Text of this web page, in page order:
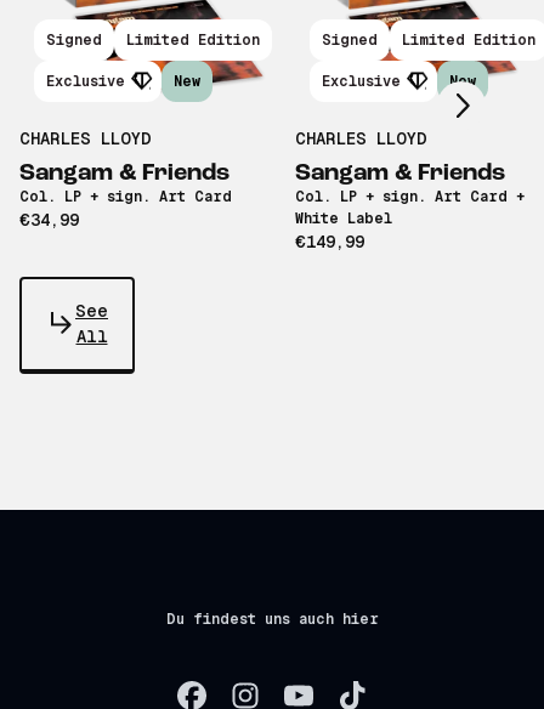
Signed Limited Edition
Exclusive New
CHARLES LLOYD
Sangam & Friends
Col. LP + sign. Art Card
€34,99
Signed Limited Edition
Exclusive New
CHARLES LLOYD
Sangam & Friends
Col. LP + sign. Art Card +
White Label
€149,99
Scroll right
See
All
Du findest uns auch hier